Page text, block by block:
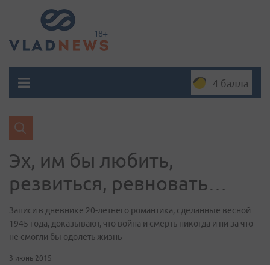
4 балла
Эх, им бы любить,
резвиться, ревновать…
Записи в дневнике 20-летнего романтика, сделанные весной
1945 года, доказывают, что война и смерть никогда и ни за что
не смогли бы одолеть жизнь
3 июнь 2015